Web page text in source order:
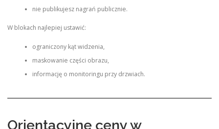
nie publikujesz nagrań publicznie.
W blokach najlepiej ustawić:
ograniczony kąt widzenia,
maskowanie części obrazu,
informację o monitoringu przy drzwiach.
Orientacyjne ceny w